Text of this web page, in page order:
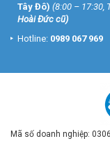
Tây Đô) (8:00 – 17:30,
Hoài Đức cũ)
Hotline: 0989 067 969
Mã số doanh nghiệp: